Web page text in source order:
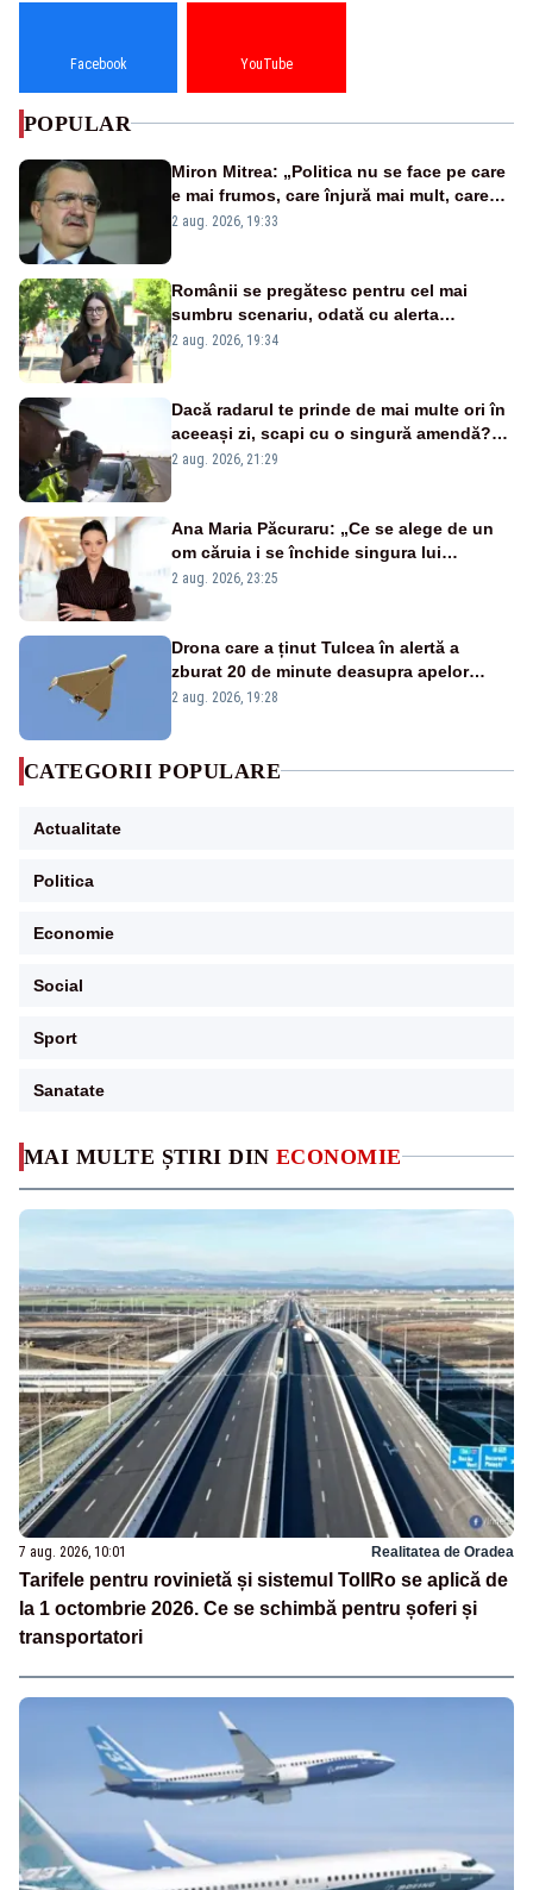
MAI MULTE ȘTIRI DIN ECONOMIE
7 aug. 2026, 10:01 Realitatea de Oradea
Tarifele pentru rovinietă și sistemul TollRo se aplică de
la 1 octombrie 2026. Ce se schimbă pentru șoferi și
transportatori
Facebook YouTube
POPULAR
Miron Mitrea: „Politica nu se face pe care
e mai frumos, care înjură mai mult, care
țipă mai tare, ci pe proiecte”
2 aug. 2026, 19:33
Românii se pregătesc pentru cel mai
sumbru scenariu, odată cu alerta
energetică
2 aug. 2026, 19:34
Dacă radarul te prinde de mai multe ori în
aceeași zi, scapi cu o singură amendă?
Ce spune legea
2 aug. 2026, 21:29
Ana Maria Păcuraru: „Ce se alege de un
om căruia i se închide singura lui
portiță?”
2 aug. 2026, 23:25
Drona care a ținut Tulcea în alertă a
zburat 20 de minute deasupra apelor
României. Au fost ridicate două F-16
2 aug. 2026, 19:28
CATEGORII POPULARE
Actualitate
Politica
Economie
Social
Sport
Sanatate